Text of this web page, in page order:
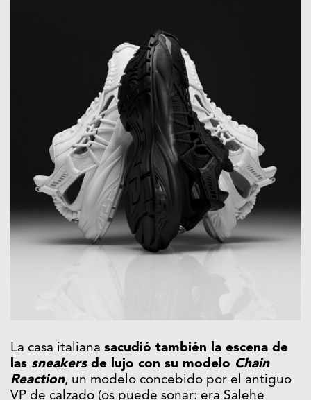
La casa italiana sacudió también la escena de
las sneakersde lujo con su modelo Chain
Reaction, un modelo concebido por el antiguo
VP de calzado (os puede sonar: era Salehe